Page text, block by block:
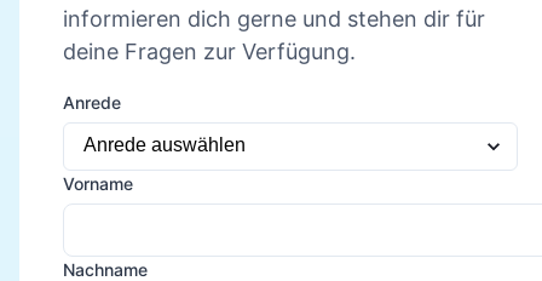
informieren dich gerne und stehen dir für
deine Fragen zur Verfügung.
Anrede
Vorname
Nachname